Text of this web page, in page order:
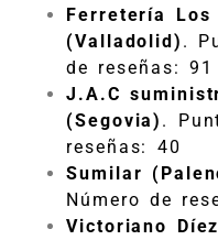
Ferretería Los
(Valladolid) .
de reseñas: 91
J.A.C
(Segovia) .
reseñas: 40
Sumilar
Número de
Victoriano